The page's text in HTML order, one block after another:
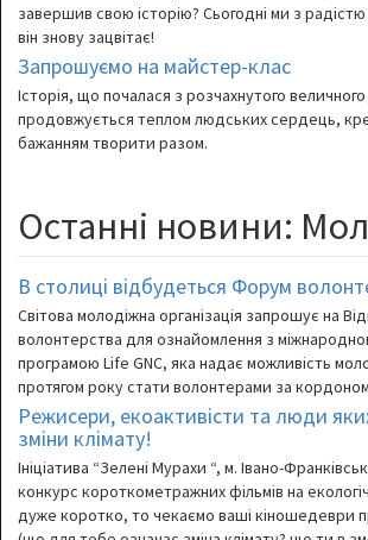
завершив свою історію? Сьогодні ми з
він знову зацвітає!
Запрошуємо на майстер-клас
Історія, що почалася з розчахнутого
продовжується теплом людських сердець,
бажанням творити разом.
Останні новини:
В столиці відбудеться Форум
Світова молодіжна організація запрошує на
волонтерства для ознайомлення з
програмою Life GNC, яка надає можливість
протягом року стати волонтерами за
Режисери, екоактивісти та люди
зміни клімату!
Ініціатива “Зелені Мурахи “, м. Івано-
конкурс короткометражних фільмів на
дуже коротко, то чекаємо ваші кіношедеври